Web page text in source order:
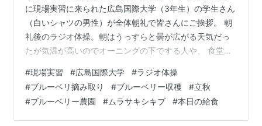
に現場実習に来られた広島国際大学（3年生）の学生さん
（白いシャツの男性）が全体朝礼で皆さんにご挨拶。 朝
礼後のラジオ体操。朝はうっすらと曇が広がる天気だっ
たが気温が高いのでオーニングの下でする人や、 食堂で
操するにはちょっと窮屈そう。 森の工房みみずく（生活
介護）の朝会で改めて実習生さんが「よろしくお願いし
ます」とご挨拶。利用者の皆さんも歓迎ムードで拍手を
送る。 朝会後、今日は森の工房あやめ（就労継続支援B
#現場実習 #広島国際大学 #ラジオ体操
#ブルーベリ摘み取り #ブルーベリー収穫 #立秋
#ブルーベリー農園 #ムラサキシキブ #本日の給食